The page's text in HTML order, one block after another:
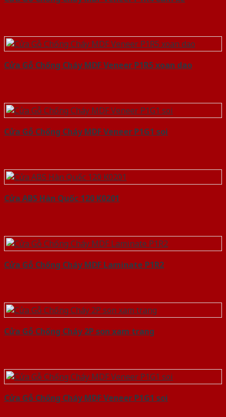
Cửa Gỗ Chống Cháy MDF Veneer P1R5 xoan dao
Cửa Gỗ Chống Cháy MDF Veneer P1G1 soi
Cửa ABS Hàn Quốc 120 K0201
Cửa Gỗ Chống Cháy MDF Laminate P1R2
Cửa Gỗ Chống Cháy 2P son xam trang
Cửa Gỗ Chống Cháy MDF Veneer P1G1 soi